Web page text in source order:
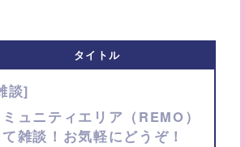
タイトル
談]
ュニティエリア（REMO）
雑談！お気軽にどうぞ！